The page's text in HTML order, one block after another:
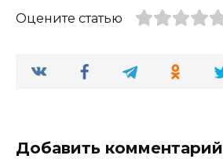
Оцените статью
Добавить комментарий